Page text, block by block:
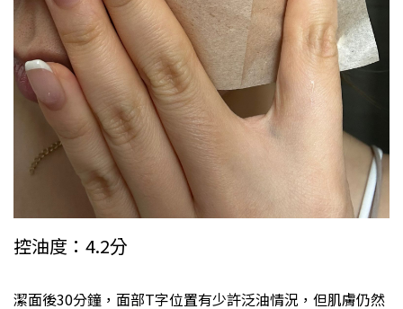
控油度：4.2分
潔面後30分鐘，面部T字位置有少許泛油情況，但肌膚仍然